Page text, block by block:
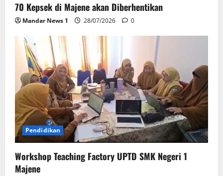
70 Kepsek di Majene akan Diberhentikan
Mandar News 1 28/07/2026 0
Pendidikan
Workshop Teaching Factory UPTD SMK Negeri 1
Majene